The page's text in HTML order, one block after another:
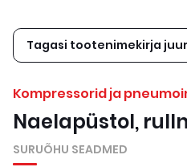
Tagasi tootenimekirja
Kompressorid ja
Naelapüstol,
SURUÕHU SEADMED